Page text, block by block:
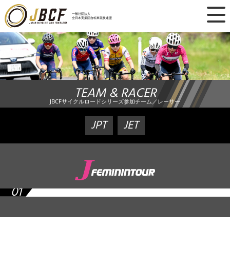
一般社団法人
全日本実業団自転車競技連盟
×
ニュース
レース日程
ランキング
レース結果
チーム・選手
競技ガイド
加盟・登録
TEAM & RACER
JBCFサイクルロードシリーズ参加チーム／レーサー
JPT JET
01